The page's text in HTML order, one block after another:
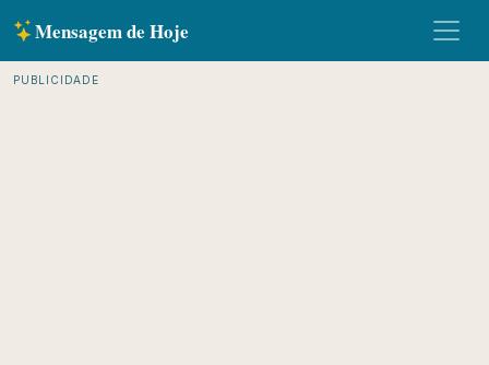
Mensagem de Hoje
PUBLICIDADE